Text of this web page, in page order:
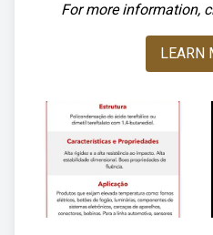
For more information,
LEARN